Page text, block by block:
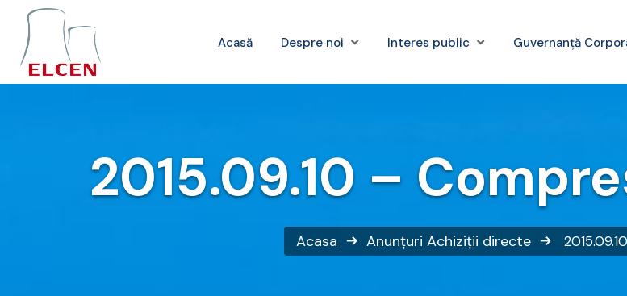
Acasă Despre noi Interes public Guvernanță
2015.09.10 –
Acasa Anunțuri Achiziții directe